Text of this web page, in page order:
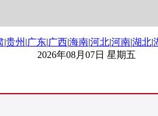
|贵州 |广东|广西|海南|河北|河南|湖北|
2026年08月07日 星期五